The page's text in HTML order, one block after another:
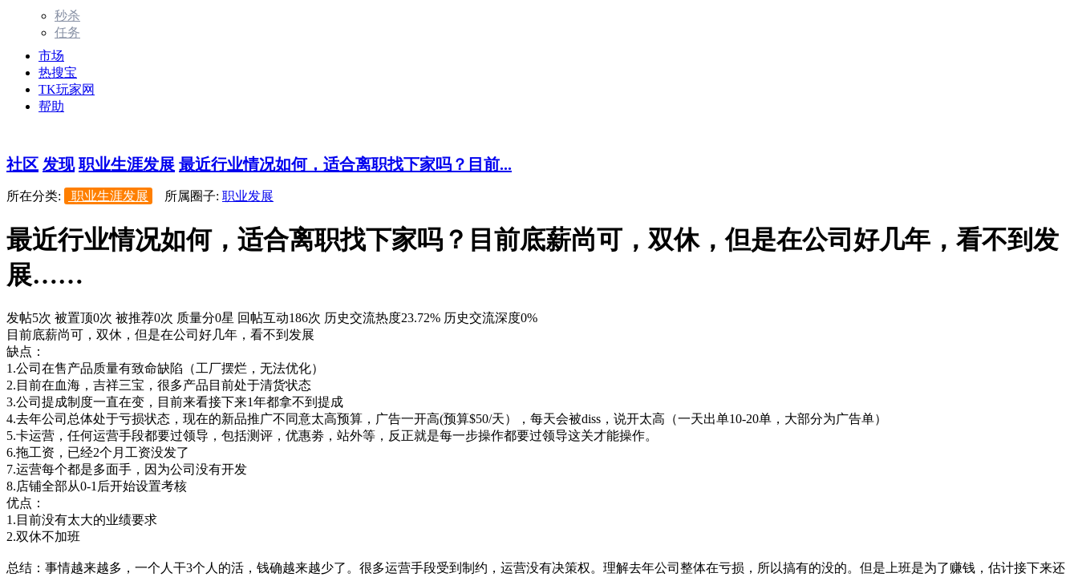
秒杀
任务
市场
热搜宝
TK玩家网
帮助
社区 发现 职业生涯发展 最近行业情况如何，适合离职找下家吗？目前...
所在分类: 职业生涯发展 所属圈子: 职业发展
最近行业情况如何，适合离职找下家吗？目前底薪尚可，双休，但是在公司好几年，看不到发
展……
发帖5次 被置顶0次 被推荐0次 质量分0星 回帖互动186次 历史交流热度23.72% 历史交流深度0%
目前底薪尚可，双休，但是在公司好几年，看不到发展
缺点：
1.公司在售产品质量有致命缺陷（工厂摆烂，无法优化）
2.目前在血海，吉祥三宝，很多产品目前处于清货状态
3.公司提成制度一直在变，目前来看接下来1年都拿不到提成
4.去年公司总体处于亏损状态，现在的新品推广不同意太高预算，广告一开高(预算$50/天），每天会被diss，说开太高（一天出单10-20单，大部分为广告单）
5.卡运营，任何运营手段都要过领导，包括测评，优惠劵，站外等，反正就是每一步操作都要过领导这关才能操作。
6.拖工资，已经2个月工资没发了
7.运营每个都是多面手，因为公司没有开发
8.店铺全部从0-1后开始设置考核
优点：
1.目前没有太大的业绩要求
2.双休不加班
总结：事情越来越多，一个人干3个人的活，钱确越来越少了。很多运营手段受到制约，运营没有决策权。理解去年公司整体在亏损，所以搞有的没的。但是上班是为了赚钱，估计接下来还